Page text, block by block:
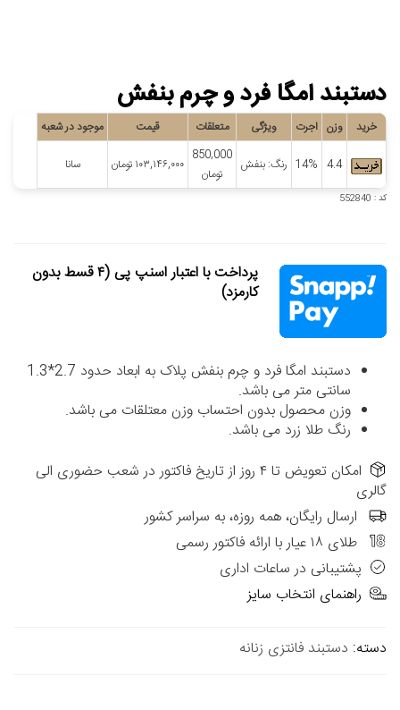
دستبند امگا فرد و چرم بنفش
خرید وزن اجرت ویژگی متعلقات قیمت موجود در شعبه
4.4
14% رنگ: بنفش
850,000
تومان
۱۰۳,۱۴۶,۰۰۰ تومان سانا
کد : 552840
پرداخت با اعتبار اسنپ پی (۴ قسط بدون
کارمزد)
دستبند امگا فرد و چرم بنفش پلاک به ابعاد حدود 2.7*1.3
سانتی متر می باشد.
وزن محصول بدون احتساب وزن معتلقات می باشد.
رنگ طلا زرد می باشد.
امکان تعویض تا ۴ روز از تاریخ فاکتور در شعب حضوری الی
گالری
ارسال رایگان، همه روزه، به سراسر کشور
طلای ۱۸ عیار با ارائه فاکتور رسمی
پشتیبانی در ساعات اداری
راهنمای انتخاب سایز
دسته: دستبند فانتزی زنانه